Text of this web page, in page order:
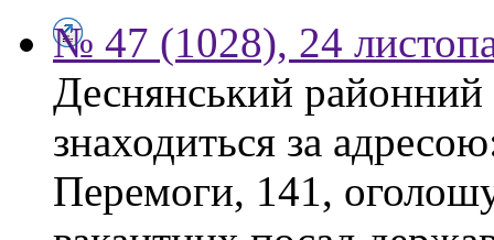
№ 47 (1028), 24
Деснянський
знаходиться за
Перемоги, 141,